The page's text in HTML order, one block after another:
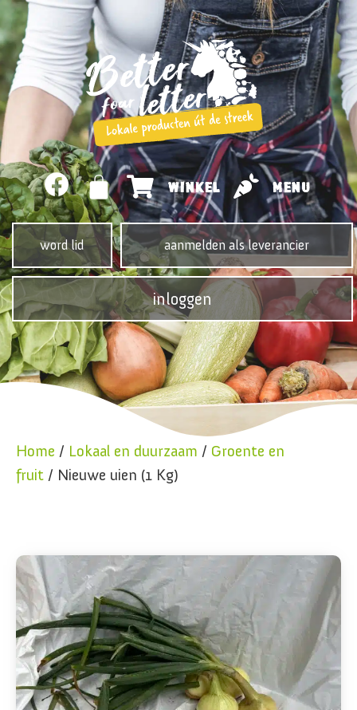
WINKEL MENU
word lid aanmelden als leverancier
inloggen
Home / Lokaal en duurzaam / Groente en
fruit / Nieuwe uien (1 Kg)